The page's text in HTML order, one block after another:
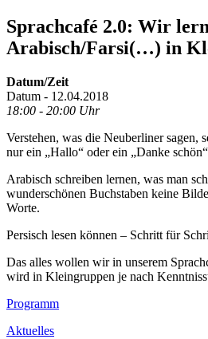
Sprachcafé 2.0: Wir
Arabisch/Farsi(…) in
Datum/Zeit
Datum - 12.04.2018
18:00 - 20:00 Uhr
Verstehen, was die Neuberliner sagen,
nur ein „Hallo“ oder ein „Danke
Arabisch schreiben lernen, was man
wunderschönen Buchstaben keine
Worte.
Persisch lesen können – Schritt für
Das alles wollen wir in unserem
wird in Kleingruppen je nach
Footer
Inhalt
Programm
Aktuelles